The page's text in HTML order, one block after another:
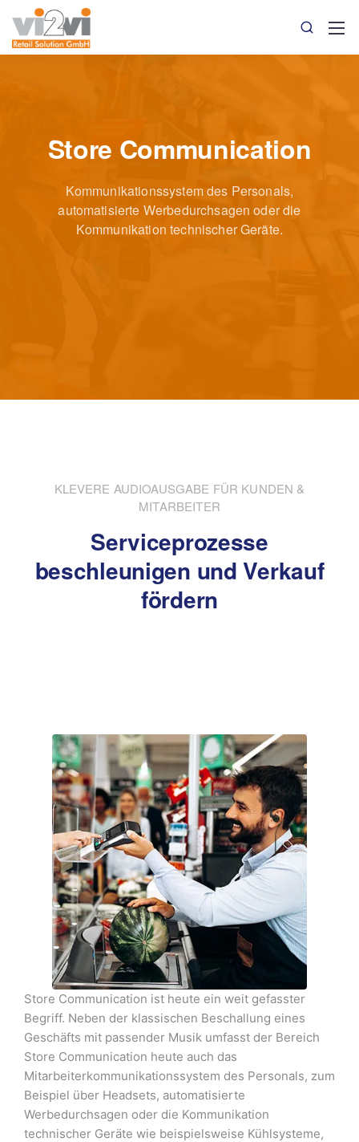
Store Communication
Kommunikationssystem des Personals,
automatisierte Werbedurchsagen oder die
Kommunikation technischer Geräte.
KLEVERE AUDIOAUSGABE FÜR KUNDEN &
MITARBEITER
Serviceprozesse
beschleunigen und Verkauf
fördern
Store Communication ist heute ein weit gefasster
Begriff. Neben der klassischen Beschallung eines
Geschäfts mit passender Musik umfasst der Bereich
Store Communication heute auch das
Mitarbeiterkommunikationssystem des Personals, zum
Beispiel über Headsets, automatisierte
Werbedurchsagen oder die Kommunikation
technischer Geräte wie beispielsweise Kühlsysteme,